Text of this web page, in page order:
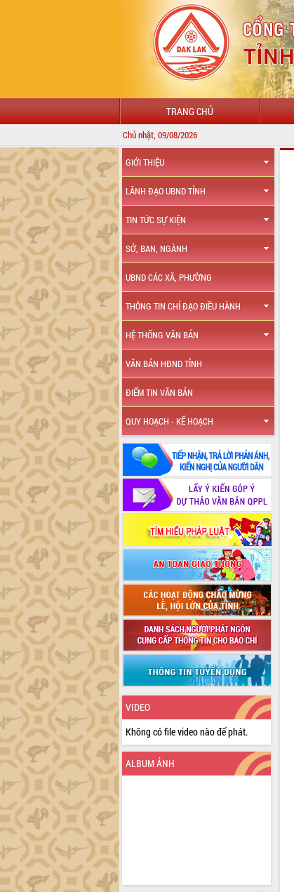
TRANG CHỦ
Chủ nhật, 09/08/2026
GIỚI THIỆU
LÃNH ĐẠO UBND TỈNH
TIN TỨC SỰ KIỆN
SỞ, BAN, NGÀNH
UBND CÁC XÃ, PHƯỜNG
THÔNG TIN CHỈ ĐẠO ĐIỀU HÀNH
HỆ THỐNG VĂN BẢN
VĂN BẢN HĐND TỈNH
ĐIỂM TIN VĂN BẢN
QUY HOẠCH - KẾ HOẠCH
VIDEO
Không có file video nào để phát.
ALBUM ẢNH